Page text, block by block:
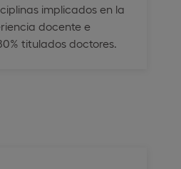
implicados en la
docente e
titulados doctores.